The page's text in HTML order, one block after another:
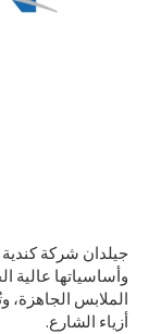
جيلدان شركة كندية
وأساسياتها
الملابس الجاهزة،
أزياء الشارع.